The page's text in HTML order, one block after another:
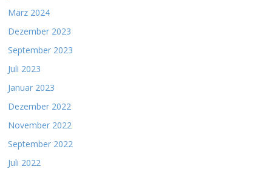
März 2024
Dezember 2023
September 2023
Juli 2023
Januar 2023
Dezember 2022
November 2022
September 2022
Juli 2022